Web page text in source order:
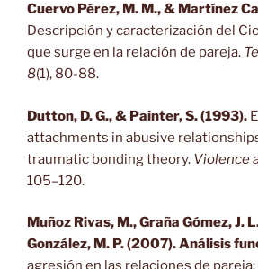
Cuervo Pérez, M. M., & Martínez
Descripción y caracterización del
que surge en la relación de pareja.
8(1), 80-88.
Dutton, D. G., & Painter, S. (1993).
attachments in abusive
traumatic bonding theory. Violence
105–120.
Muñoz Rivas, M., Graña Gómez, J.
González, M. P. (2007).Análisis
agresión en las relaciones de